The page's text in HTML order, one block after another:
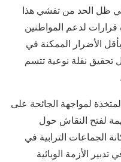
ظل الحد من تفشي هذا
لدعم المواطنين
الأضرار الممكنة في
نقلة نوعية تتسم
لمواجهة الجائحة على
لفتح النقاش حول
الجماعات الترابية في
الأزمة الوبائية